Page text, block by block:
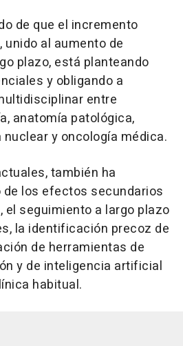
de que el incremento
al aumento de
plazo, está planteando
y obligando a
entre
anatomía patológica,
y oncología médica.
también ha
los efectos secundarios
el seguimiento a largo plazo
la identificación precoz de
de herramientas de
y de inteligencia artificial
habitual.